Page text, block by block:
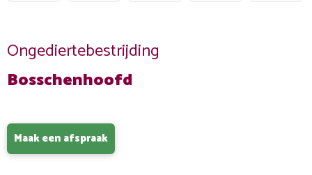
Ongediertebestrijding
Bosschenhoofd
Maak een afspraak